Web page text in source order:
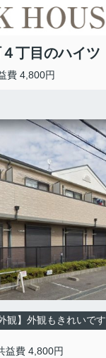
丁目のハイツ
費 4,800円
外観】外観もきれいです
益費 4,800円